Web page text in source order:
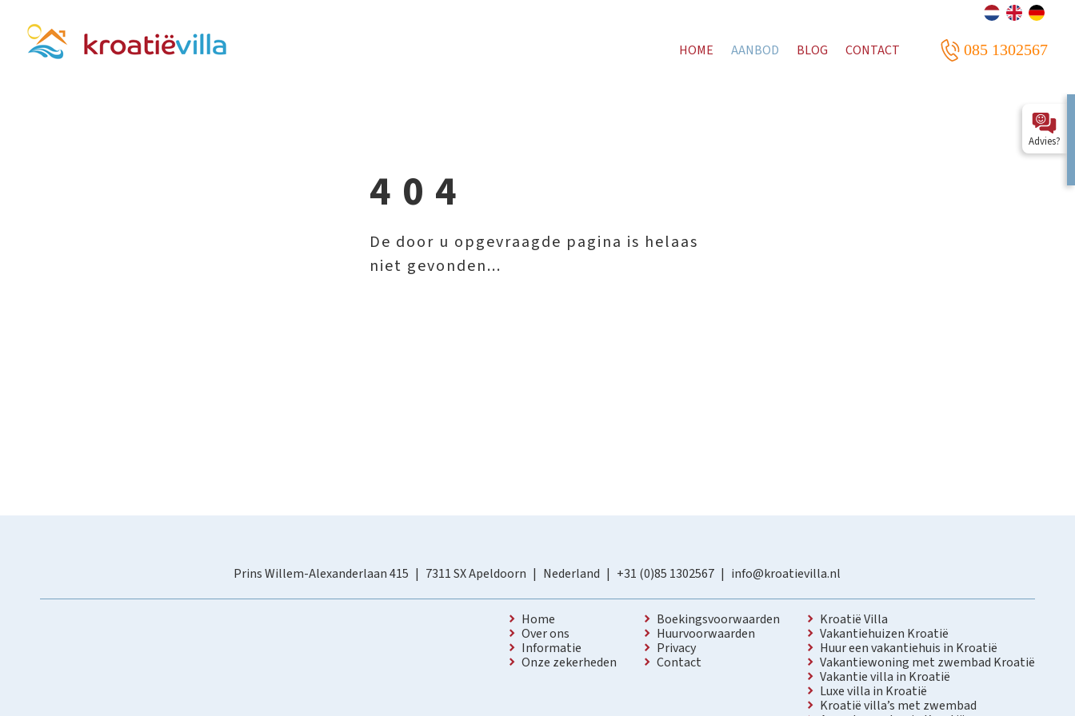
HOME AANBOD BLOG CONTACT 085 1302567
404
De door u opgevraagde pagina is helaas
niet gevonden...
Prins Willem-Alexanderlaan 415 7311 SX Apeldoorn Nederland +31 (0)85 1302567 info@kroatievilla.nl
Home
Over ons
Informatie
Onze zekerheden
Boekingsvoorwaarden
Huurvoorwaarden
Privacy
Contact
Kroatië Villa
Vakantiehuizen Kroatië
Huur een vakantiehuis in Kroatië
Vakantiewoning met zwembad Kroatië
Vakantie villa in Kroatië
Luxe villa in Kroatië
Kroatië villa’s met zwembad
Advies?